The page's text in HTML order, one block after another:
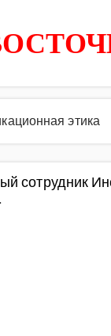
этика
сотрудник